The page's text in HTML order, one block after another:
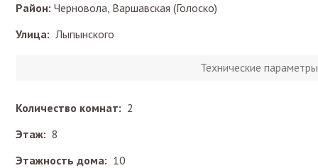
Район: Черновола, Варшавская (Голоско)
Улица: Лыпынского
Технические параметры
Количество комнат: 2
Этаж: 8
Этажность дома: 10